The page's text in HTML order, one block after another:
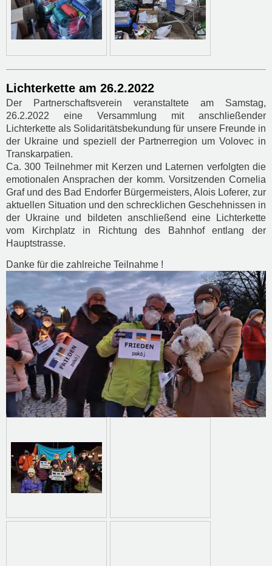
Lichterkette am 26.2.2022
Der Partnerschaftsverein veranstaltete am Samstag,
26.2.2022 eine Versammlung mit anschließender
Lichterkette als Solidaritätsbekundung für unsere Freunde in
der Ukraine und speziell der Partnerregion um Volovec in
Transkarpatien.
Ca. 300 Teilnehmer mit Kerzen und Laternen verfolgten die
emotionalen Ansprachen der komm. Vorsitzenden Cornelia
Graf und des Bad Endorfer Bürgermeisters, Alois Loferer, zur
aktuellen Situation und den schrecklichen Geschehnissen in
der Ukraine und bildeten anschließend eine Lichterkette
vom Kirchplatz in Richtung des Bahnhof entlang der
Hauptstrasse.
Danke für die zahlreiche Teilnahme !